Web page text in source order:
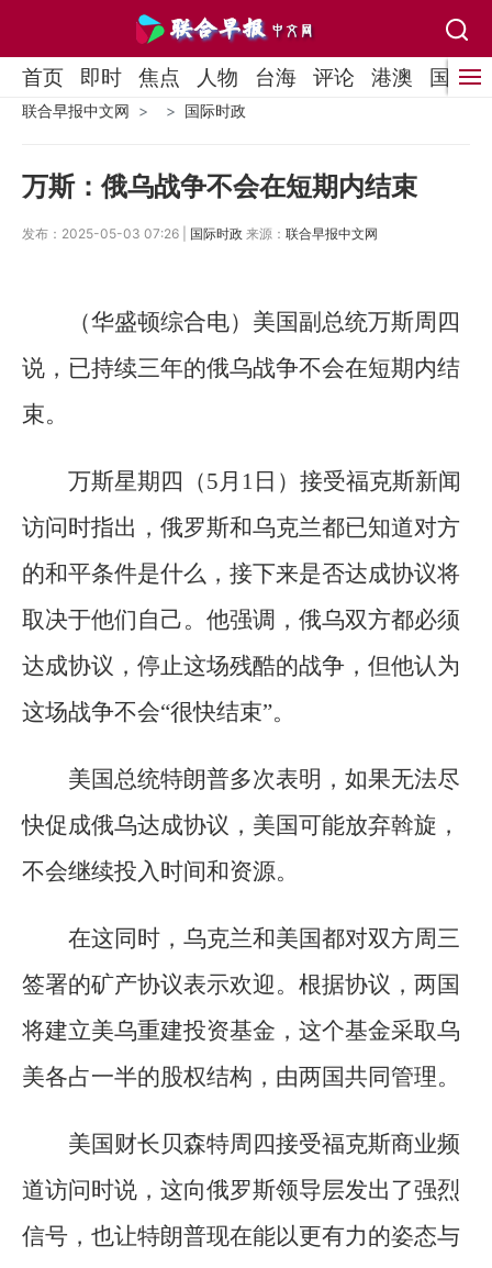
首页 即时 焦点 人物 台海 评论 港澳 国际
联合早报中文网 国际时政
万斯：俄乌战争不会在短期内结束
发布：2025-05-03 07:26 | 国际时政 来源： 联合早报中文网
（华盛顿综合电）美国副总统万斯周四
说，已持续三年的俄乌战争不会在短期内结
束。
万斯星期四（5月1日）接受福克斯新闻
访问时指出，俄罗斯和乌克兰都已知道对方
的和平条件是什么，接下来是否达成协议将
取决于他们自己。他强调，俄乌双方都必须
达成协议，停止这场残酷的战争，但他认为
这场战争不会“很快结束”。
美国总统特朗普多次表明，如果无法尽
快促成俄乌达成协议，美国可能放弃斡旋，
不会继续投入时间和资源。
在这同时，乌克兰和美国都对双方周三
签署的矿产协议表示欢迎。根据协议，两国
将建立美乌重建投资基金，这个基金采取乌
美各占一半的股权结构，由两国共同管理。
美国财长贝森特周四接受福克斯商业频
道访问时说，这向俄罗斯领导层发出了强烈
信号，也让特朗普现在能以更有力的姿态与